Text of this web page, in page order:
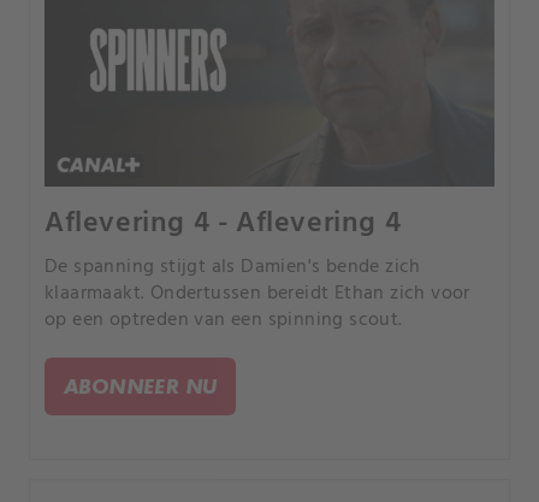
Aflevering 4 - Aflevering 4
De spanning stijgt als Damien's bende zich
klaarmaakt. Ondertussen bereidt Ethan zich voor
op een optreden van een spinning scout.
ABONNEER NU